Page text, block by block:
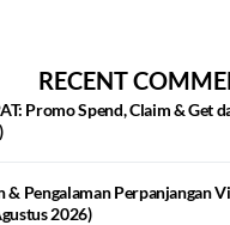
RECENT
Promo Spend, Claim & Get
& Pengalaman Perpanjangan
2026)